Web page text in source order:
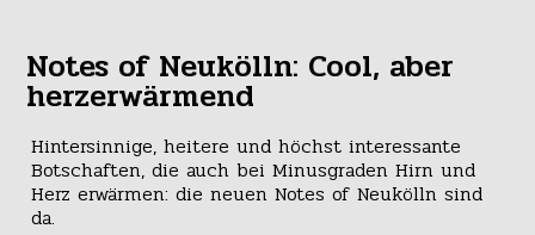
Notes of Neukölln: Cool, aber
herzerwärmend
Hintersinnige, heitere und höchst interessante
Botschaften, die auch bei Minusgraden Hirn und
Herz erwärmen: die neuen Notes of Neukölln sind
da.